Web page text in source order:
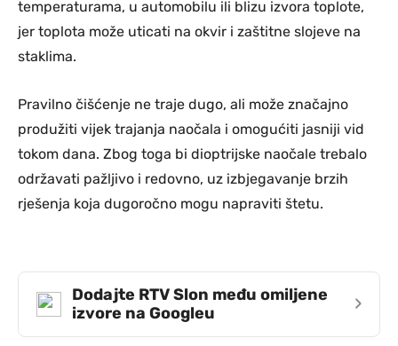
temperaturama, u automobilu ili blizu izvora toplote,
jer toplota može uticati na okvir i zaštitne slojeve na
staklima.
Pravilno čišćenje ne traje dugo, ali može značajno
produžiti vijek trajanja naočala i omogućiti jasniji vid
tokom dana. Zbog toga bi dioptrijske naočale trebalo
održavati pažljivo i redovno, uz izbjegavanje brzih
rješenja koja dugoročno mogu napraviti štetu.
Dodajte RTV Slon među omiljene
izvore na Googleu
›